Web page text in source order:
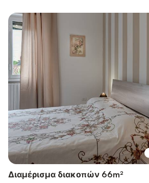
Διαμέρισμα διακοπών 66m²